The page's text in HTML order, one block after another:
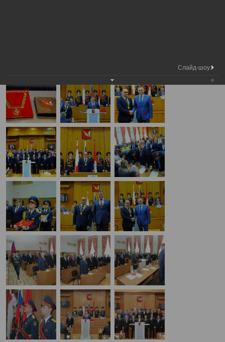
Слайд-шоу: